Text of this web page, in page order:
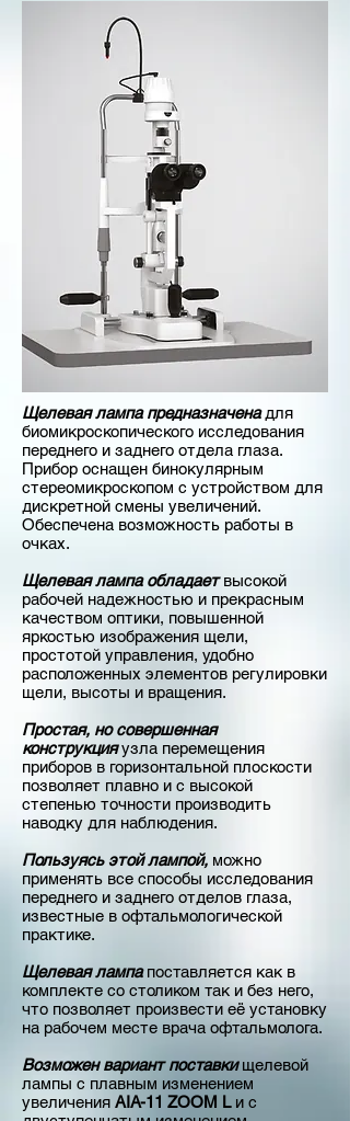
Щелевая лампа предназначенадля
биомикроскопического исследования
переднего и заднего отдела глаза.
Прибор оснащен бинокулярным
стереомикроскопом с устройством для
дискретной смены увеличений.
Обеспечена возможность работы в
очках.
Щелевая лампа обладаетвысокой
рабочей надежностью и прекрасным
качеством оптики, повышенной
яркостью изображения щели,
простотой управления, удобно
расположенных элементов регулировки
щели, высоты и вращения.
Простая, но совершенная
конструкцияузла перемещения
приборов в горизонтальной плоскости
позволяет плавно и с высокой
степенью точности производить
наводку для наблюдения.
Пользуясь этой лампой, можно
применять все способы исследования
переднего и заднего отделов глаза,
известные в офтальмологической
практике.
Щелевая лампапоставляется как в
комплекте со столиком так и без него,
что позволяет произвести её установку
на рабочем месте врача офтальмолога.
Возможен вариант поставкищелевой
лампы с плавным изменением
увеличения АIА-11 ZOOM Lи с